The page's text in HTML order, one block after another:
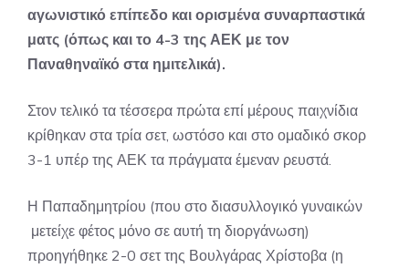
αγωνιστικό επίπεδο και ορισμένα συναρπαστικά
ματς (όπως και το 4-3 της ΑΕΚ με τον
Παναθηναϊκό στα ημιτελικά).
Στον τελικό τα τέσσερα πρώτα επί μέρους παιχνίδια
κρίθηκαν στα τρία σετ, ωστόσο και στο ομαδικό σκορ
3-1 υπέρ της ΑΕΚ τα πράγματα έμεναν ρευστά.
Η Παπαδημητρίου (που στο διασυλλογικό γυναικών
μετείχε φέτος μόνο σε αυτή τη διοργάνωση)
προηγήθηκε 2-0 σετ της Βουλγάρας Χρίστοβα (η